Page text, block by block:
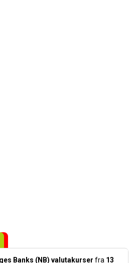
Banks (NB) valutakurser fra 13